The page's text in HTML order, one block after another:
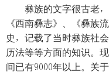
彝族的文字很古老，
《西南彝志》、《彝族
史，记载了当时彝族社
历法等等方面的知识。
间已有9000年以上。关